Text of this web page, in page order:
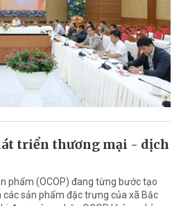
triển thương mại - dịch
phẩm (OCOP) đang từng bước tạo
sản phẩm đặc trưng của xã Bắc